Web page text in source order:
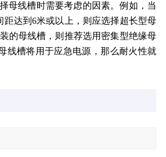
母线槽时需要考虑的因素。例如，当
达到6米或以上，则应选择超长型母
的母线槽，则推荐选用密集型绝缘母
线槽将用于应急电源，那么耐火性就